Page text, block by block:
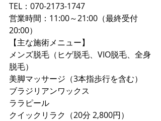
TEL：070-2173-1747
営業時間：11:00～21:00（最終受付
20:00）
【主な施術メニュー】
メンズ脱毛（ヒゲ脱毛、VIO脱毛、全身
脱毛）
美脚マッサージ（3本指歩行を含む）
ブラジリアンワックス
ララピール
クイックリラク（20分 2,800円）